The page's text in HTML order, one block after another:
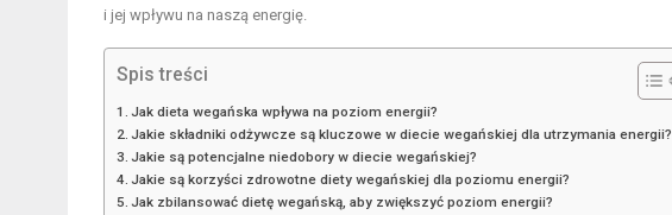
i jej wpływu na naszą energię.
Spis treści
Jak dieta wegańska wpływa na poziom energii?
Jakie składniki odżywcze są kluczowe w diecie wegańskiej dla utrzymania energii?
Jakie są potencjalne niedobory w diecie wegańskiej?
Jakie są korzyści zdrowotne diety wegańskiej dla poziomu energii?
Jak zbilansować dietę wegańską, aby zwiększyć poziom energii?